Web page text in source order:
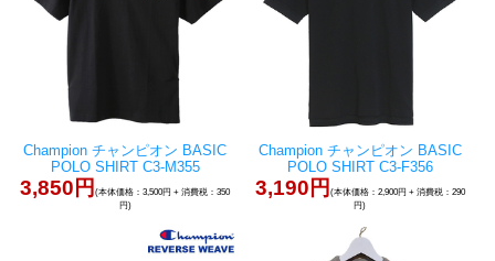
Champion チャンピオン BASIC
POLO SHIRT C3-M355
3,850円(本体価格：3,500円 + 消費税：350
円)
Champion チャンピオン BASIC
POLO SHIRT C3-F356
3,190円 (本体価格：2,900円 + 消費税：290
円)